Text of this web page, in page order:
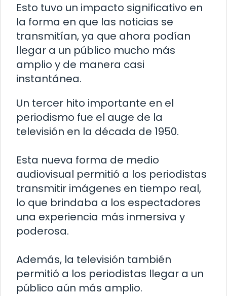
Esto tuvo un impacto significativo en
la forma en que las noticias se
transmitían, ya que ahora podían
llegar a un público mucho más
amplio y de manera casi
instantánea.
Un tercer hito importante en el
periodismo fue el auge de la
televisión en la década de 1950.
Esta nueva forma de medio
audiovisual permitió a los periodistas
transmitir imágenes en tiempo real,
lo que brindaba a los espectadores
una experiencia más inmersiva y
poderosa.
Además, la televisión también
permitió a los periodistas llegar a un
público aún más amplio.